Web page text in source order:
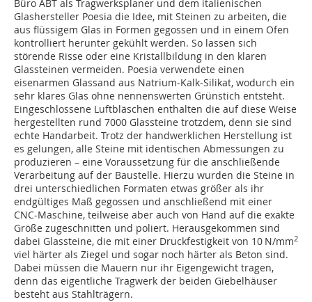
Büro ABT als Tragwerksplaner und dem italienischen
Glashersteller Poesia die Idee, mit Steinen zu arbeiten, die
aus flüssigem Glas in Formen gegossen und in einem Ofen
kontrolliert herunter gekühlt werden. So lassen sich
störende Risse oder eine Kristallbildung in den klaren
Glassteinen vermeiden. Poesia verwendete einen
eisenarmen Glassand aus Natrium-Kalk-Silikat, wodurch ein
sehr klares Glas ohne nennenswerten Grünstich entsteht.
Eingeschlossene Luftbläschen enthalten die auf diese Weise
hergestellten rund 7000 Glassteine trotzdem, denn sie sind
echte Handarbeit. Trotz der handwerklichen Herstellung ist
es gelungen, alle Steine mit identischen Abmessungen zu
produzieren – eine Voraussetzung für die anschließende
Verarbeitung auf der Baustelle. Hierzu wurden die Steine in
drei unterschiedlichen Formaten etwas größer als ihr
endgültiges Maß gegossen und anschließend mit einer
CNC-Maschine, teilweise aber auch von Hand auf die exakte
Größe zugeschnitten und poliert. Herausgekommen sind
dabei Glassteine, die mit einer Druckfestigkeit von 10 N/mm2
viel härter als Ziegel und sogar noch härter als Beton sind.
Dabei müssen die Mauern nur ihr Eigengewicht tragen,
denn das eigentliche Tragwerk der beiden Giebelhäuser
besteht aus Stahlträgern.